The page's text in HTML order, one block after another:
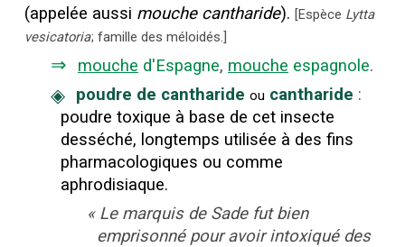
(appelée aussi mouche cantharide). [Espèce Lytta
vesicatoria; famille des méloidés.
⇒ mouche d'Espagne, mouche espagnole.
◈ poudre de cantharide ou cantharide :
poudre toxique à base de cet insecte
desséché, longtemps utilisée à des fins
pharmacologiques ou comme
aphrodisiaque.
« Le marquis de Sade fut bien
emprisonné pour avoir intoxiqué des